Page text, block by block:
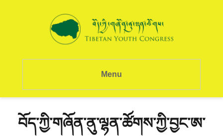
Menu
བོད་ཀྱི་གཞོན་ནུ་ལྷན་ཚོགས་ཀྱི་བྱང་ཨ་